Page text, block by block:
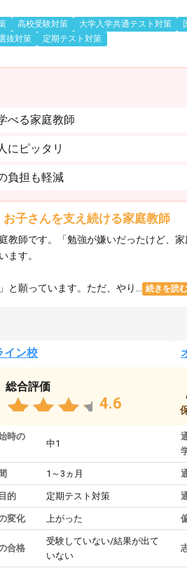
高校受験対策 大学入学共通テスト対策
抜対策 定期テスト対策
べる家庭教師
にピッタリ
負担も軽減
子さんを支え続ける家庭教師
教師です。「勉強が嫌いだったけど、
ます。
願っています。ただ、やり... 続きを読む
イン校
総合評価
4.6
時の
中1
1～3ヵ月
的 定期テスト対策
変化 上がった
合格
受験していない/結果が出て
いない